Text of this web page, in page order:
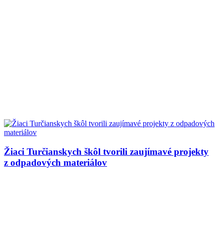
Žiaci Turčianskych škôl tvorili zaujímavé projekty
z odpadových materiálov